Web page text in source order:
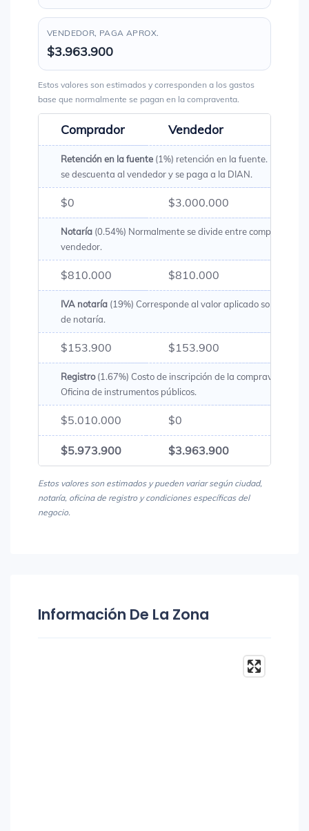
VENDEDOR, PAGA APROX.
$3.963.900
Estos valores son estimados y corresponden a los gastos
base que normalmente se pagan en la compraventa.
Comprador Vendedor
Retención en la fuente (1%) retención en la fuente. Es un
se descuenta al vendedor y se paga a la DIAN.
$0 $3.000.000
Notaría (0.54%) Normalmente se divide entre comprador y
vendedor.
$810.000 $810.000
IVA notaría (19%) Corresponde al valor aplicado sobre los
de notaría.
$153.900 $153.900
Registro(1.67%) Costo de inscripción de la compraventa en
Oficina de instrumentos públicos.
$5.010.000 $0
$5.973.900 $3.963.900
Estos valores son estimados y pueden variar según ciudad,
notaría, oficina de registro y condiciones específicas del
negocio.
Información De La Zona